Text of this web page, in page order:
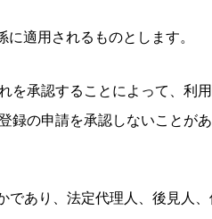
適用されるものとします。
承認することによって、利
の申請を承認しないことが
であり、法定代理人、後見人